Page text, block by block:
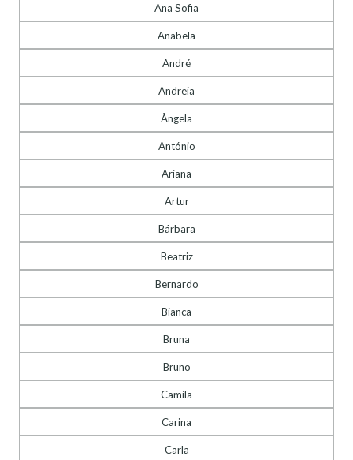
Ana Sofia
Anabela
André
Andreia
Ângela
António
Ariana
Artur
Bárbara
Beatriz
Bernardo
Bianca
Bruna
Bruno
Camila
Carina
Carla